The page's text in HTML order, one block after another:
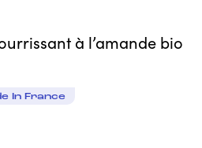
à l’amande bio
In France